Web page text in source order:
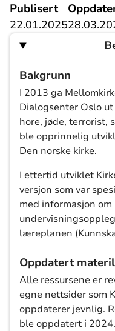
Publisert
22.01.2025
Bakgrunn
I 2013 ga
Dialogsenter Oslo
hore, jøde, terrorist,
ble opprinnelig
Den norske kirke.
I ettertid utviklet
versjon som var
med informasjon om
læreplanen
Oppdatert
Alle ressursene er
egne nettsider som
oppdaterer jevnlig.
ble oppdatert i